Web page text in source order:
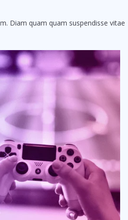
Diam quam quam suspendisse vitae